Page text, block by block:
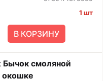
1 шт
В КОРЗИНУ
Бычок смоляной
окошке